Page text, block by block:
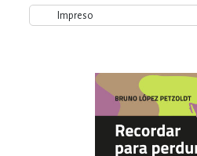
Impreso